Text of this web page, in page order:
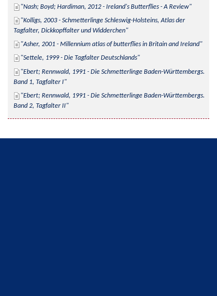
Nash; Boyd; Hardiman, 2012 - Ireland's Butterflies - A Review
Kolligs, 2003 - Schmetterlinge Schleswig-Holsteins, Atlas der
Tagfalter, Dickkopffalter und Widderchen
Asher, 2001 - Millennium atlas of butterflies in Britain and Ireland
Settele, 1999 - Die Tagfalter Deutschlands
Ebert; Rennwald, 1991 - Die Schmetterlinge Baden-Württembergs.
Band 1, Tagfalter I
Ebert; Rennwald, 1991 - Die Schmetterlinge Baden-Württembergs.
Band 2, Tagfalter II